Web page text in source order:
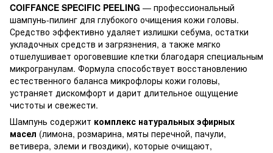
COIFFANCE SPECIFIC PEELING — профессиональный
шампунь-пилинг для глубокого очищения кожи головы.
Средство эффективно удаляет излишки себума, остатки
укладочных средств и загрязнения, а также мягко
отшелушивает ороговевшие клетки благодаря специальным
микрогранулам. Формула способствует восстановлению
естественного баланса микрофлоры кожи головы,
устраняет дискомфорт и дарит длительное ощущение
чистоты и свежести.
Шампунь содержит комплекс натуральных эфирных
масел (лимона, розмарина, мяты перечной, пачули,
ветивера, элеми и гвоздики), которые очищают,